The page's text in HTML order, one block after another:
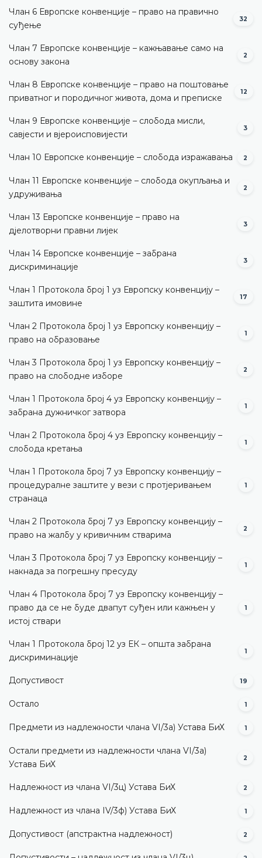
Члан 6 Европске конвенције – право на правично
суђење
32
Члан 7 Европске конвенције – кажњавање само на
основу закона
2
Члан 8 Европске конвенције – право на поштовање
приватног и породичног живота, дома и преписке
12
Члан 9 Европске конвенције – слобода мисли,
савјести и вјероисповијести
3
Члан 10 Европске конвенције – слобода изражавања 2
Члан 11 Европске конвенције – слобода окупљања и
удруживања
2
Члан 13 Европске конвенције – право на
дјелотворни правни лијек
3
Члан 14 Европске конвенције – забрана
дискриминације
3
Члан 1 Протокола број 1 уз Европску конвенцију –
заштита имовине
17
Члан 2 Протокола број 1 уз Европску конвенцију –
право на образовање
1
Члан 3 Протокола број 1 уз Европску конвенцију –
право на слободне изборе
2
Члан 1 Протокола број 4 уз Европску конвенцију –
забрана дужничког затвора
1
Члан 2 Протокола број 4 уз Европску конвенцију –
слобода кретања
1
Члан 1 Протокола број 7 уз Европску конвенцију –
процедуралне заштите у вези с протјеривањем
странаца
1
Члан 2 Протокола број 7 уз Европску конвенцију –
право на жалбу у кривичним стварима
2
Члан 3 Протокола број 7 уз Европску конвенцију –
накнада за погрешну пресуду
1
Члан 4 Протокола број 7 уз Европску конвенцију –
право да се не буде двапут суђен или кажњен у
истој ствари
1
Члан 1 Протокола број 12 уз ЕК – општа забрана
дискриминације
1
Допустивост 19
Остало 1
Предмети из надлежности члана VI/3а) Устава БиХ 1
Остали предмети из надлежности члана VI/3а)
Устава БиХ
2
Надлежност из члана VI/3ц) Устава БиХ 2
Надлежност из члана IV/3ф) Устава БиХ 1
Допустивост (aпстрактна надлежност) 2